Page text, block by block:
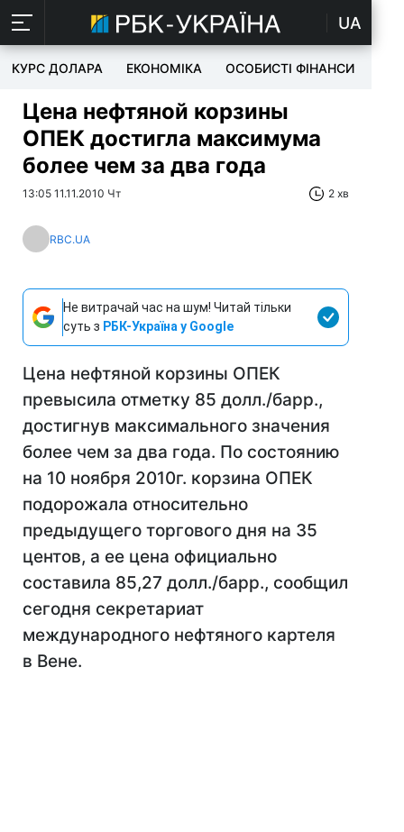
UA
КУРС ДОЛАРА ЕКОНОМІКА ОСОБИСТІ ФІНАНСИ
Цена нефтяной корзины
ОПЕК достигла максимума
более чем за два года
13:05 11.11.2010 Чт 2 хв
RBC.UA
Не витрачай час на шум! Читай тільки
суть з РБК-Україна у Google
Цена нефтяной корзины ОПЕК
превысила отметку 85 долл./барр.,
достигнув максимального значения
более чем за два года. По состоянию
на 10 ноября 2010г. корзина ОПЕК
подорожала относительно
предыдущего торгового дня на 35
центов, а ее цена официально
составила 85,27 долл./барр., сообщил
сегодня секретариат
международного нефтяного картеля
в Вене.